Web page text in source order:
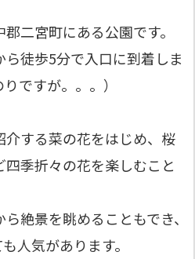
二宮町にある公園です。
徒歩5分で入口に到着しま
ですが。。。）
する菜の花をはじめ、桜
季折々の花を楽しむこと
絶景を眺めることもでき、
人気があります。